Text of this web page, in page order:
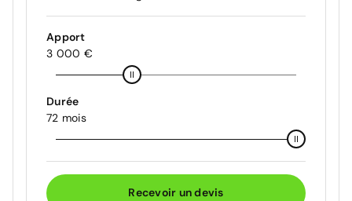
Apport
3 000 €
Durée
72 mois
Recevoir un devis